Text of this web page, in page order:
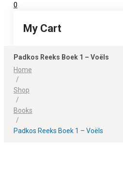
0
My Cart
Padkos Reeks Boek 1 – Voëls
Home
/
Shop
/
Books
/
Padkos Reeks Boek 1 – Voëls